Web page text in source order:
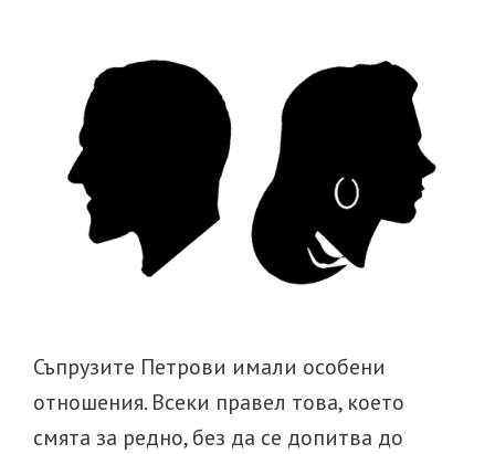
Съпрузите Петрови имали особени
отношения. Всеки правел това, което
смята за редно, без да се допитва до